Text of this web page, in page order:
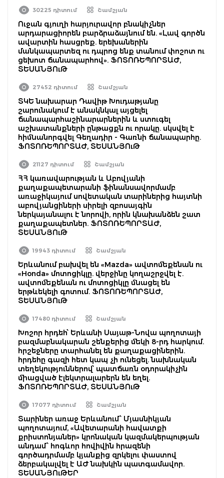
30225 դիտում Շամշյան
Ուջան գյուղի հարյուրավոր բնակիչներ
արդարացիորեն բարձրաձայնում են. «Լավ գործն
ավարտին հասցրեք. երեխաներին
մանկապարտեզ ու դպրոց ենք տանում փոշոտ ու
ցեխոտ ճանապարհով». ՖՈՏՈՌԵՊՈՐՏԱԺ,
ՏԵՍԱՆՅՈւԹ
27452 դիտում Շամշյան
ՏԿԵ նախարար Դավիթ Խուդաթյանը
շարունակում է անակնկալ այցելել
ճանապարհաշինարարներին և ստուգել
աշխատանքների ընթացքն ու որակը. սկսվել է
հիմնանորգվել Գեղադիր - Գառնի ճանապարհը.
ՖՈՏՈՌԵՊՈՐՏԱԺ, ՏԵՍԱՆՅՈւԹ
21127 դիտում Շամշյան
ՀՀ կառավարության և Աբովյանի
քաղաքապետարանի ֆինանսավորմամբ
առաջիկայում սովետական տարիներից հայտնի
աբովյանցիների սիրելի զբոսայգին
ներկայանալու է նորովի, որին կնախանձեն շատ
քաղաքապետներ. ՖՈՏՈՌԵՊՈՐՏԱԺ,
ՏԵՍԱՆՅՈւԹ
19943 դիտում Շամշյան
Երևանում բախվել են «Mazda» ավտոմեքենան ու
«Honda» մոտոցիկլը. վերջինը կողաշրջվել է.
ավտոմեքենան ու մոտոցիկլը մնացել են
երթևեկելի գոտում. ՖՈՏՈՌԵՊՈՐՏԱԺ,
ՏԵՍԱՆՅՈւԹ
17480 դիտում Շամշյան
Խոշոր հրդեհ՝ Երևանի Սայաթ-Նովա պողոտայի
բազմաբնակարան շենքերից մեկի 8-րդ հարկում.
հրշեջները տարհանել են քաղաքացիներին.
հրդեհը գազի հետ կապ չի ունեցել. նախնական
տեղեկություններով՝ պատճառն օդորակիչին
միացված էլեկտրալարերն են եղել.
ՖՈՏՈՌԵՊՈՐՏԱԺ, ՏԵՍԱՆՅՈւԹ
17077 դիտում Շամշյան
Տարիներ առաջ Երևանում՝ Մյասնիկյան
պողոտայում, «Ավետարանի հավատքի
քրիստոնյաներ» կրոնական կազմակերպության
անդամ՝ հոգևոր հովիվին հրազենի
գործադրմամբ կյանքից զրկելու փաստով
ձերբակալվել է ԱԺ նախկին պատգամավոր.
ՏԵՍԱՆՅՈւԹԵՐ